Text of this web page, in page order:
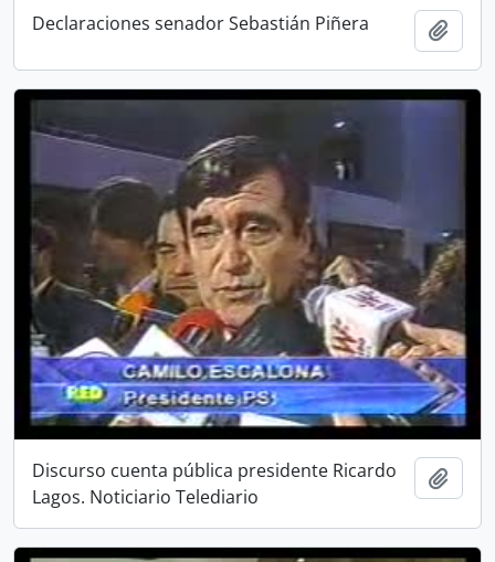
Declaraciones senador Sebastián Piñera
Discurso cuenta pública presidente Ricardo
Lagos. Noticiario Telediario